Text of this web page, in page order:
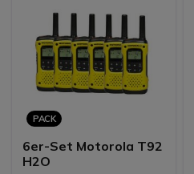
PACK
6er-Set Motorola T92
H2O